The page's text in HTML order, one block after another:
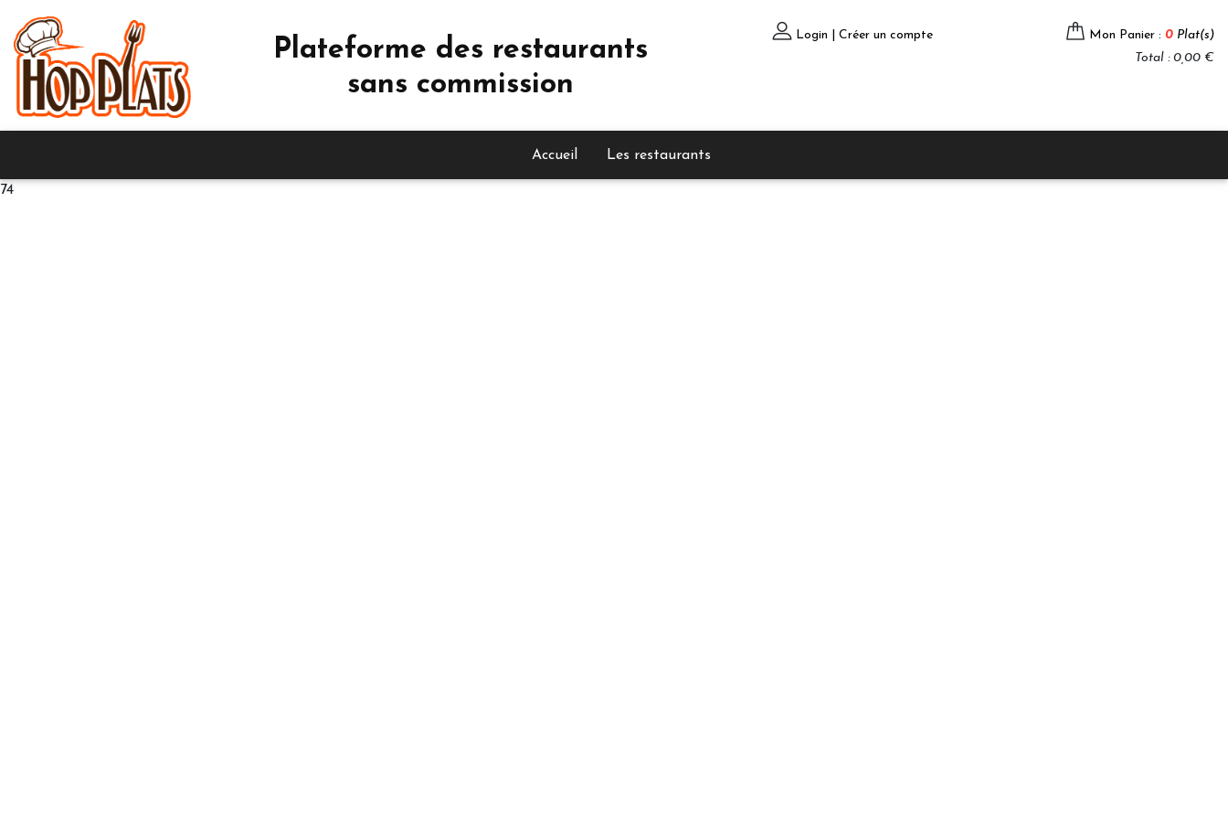
Plateforme des restaurants
sans commission
Login | Créer un compte Mon Panier : 0 Plat(s)
Total : 0,00 €
Accueil Les restaurants
74